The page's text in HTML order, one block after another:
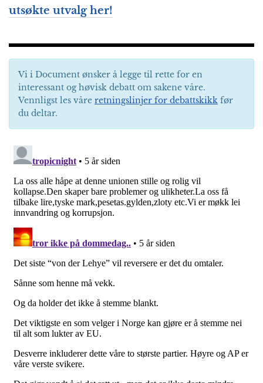
utsøkte utvalg her!
Vi i Document ønsker å legge til rette for en
interessant og høvisk debatt om sakene våre.
Vennligst les våre retningslinjer for debattskikk før
du deltar.